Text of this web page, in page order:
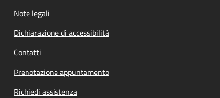
Note legali
Dichiarazione di accessibilità
Contatti
Prenotazione appuntamento
Richiedi assistenza